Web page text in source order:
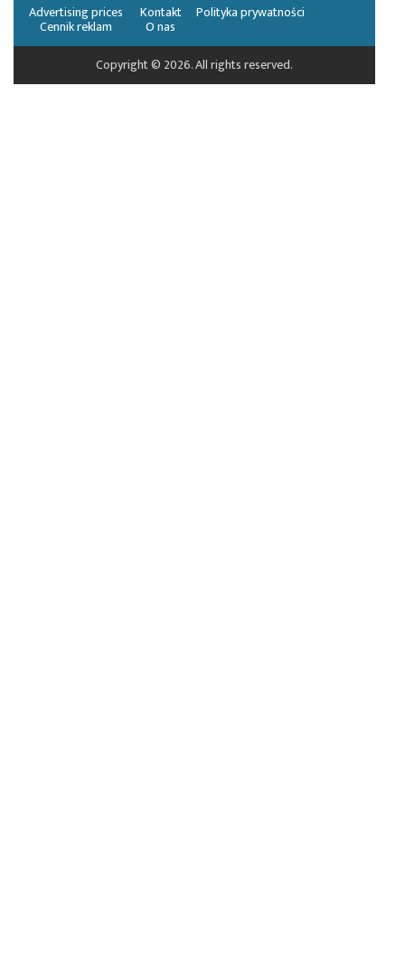
Cennik reklam
Advertising prices Kontakt
O nas
Polityka prywatności
Copyright © 2026. All rights reserved.